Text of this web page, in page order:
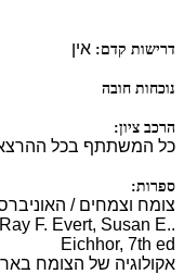
דרישות קדם: אין
נוכחות חובה
הרכב ציון:
כל המשתתף בכל
ספרות:
צומח וצמחים /
F. Evert, Susan E.
Eichhor, 7th ed
אקולוגיה של הצומח